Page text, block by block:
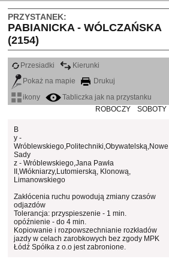
PRZYSTANEK:
PABIANICKA - WÓLCZAŃSKA
(2154)
Przesiadki
Kierunki
Pokaż na mapie
Drukuj
ikony
Tabliczka jak na przystanku
ROBOCZY
SOBOTY
B
y -
Wróblewskiego,Politechniki,Obywatelską,Nowe
Sady
z - Wróblewskiego,Jana Pawła
II,Włókniarzy,Lutomierską, Klonową,
Limanowskiego
Zakłócenia ruchu powodują zmiany czasów
odjazdów
Tolerancja: przyspieszenie - 1 min.
opóźnienie - do 4 min.
Kopiowanie i rozpowszechnianie rozkładów
jazdy w celach zarobkowych bez zgody MPK
Łódź Spółka z o.o jest zabronione.